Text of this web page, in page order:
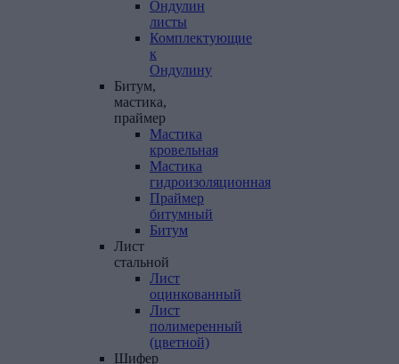
Ондулин
листы
Комплектующие
к
Ондулину
Битум,
мастика,
праймер
Мастика
кровельная
Мастика
гидроизоляционная
Праймер
битумный
Битум
Лист
стальной
Лист
оцинкованный
Лист
полимеренный
(цветной)
Шифер